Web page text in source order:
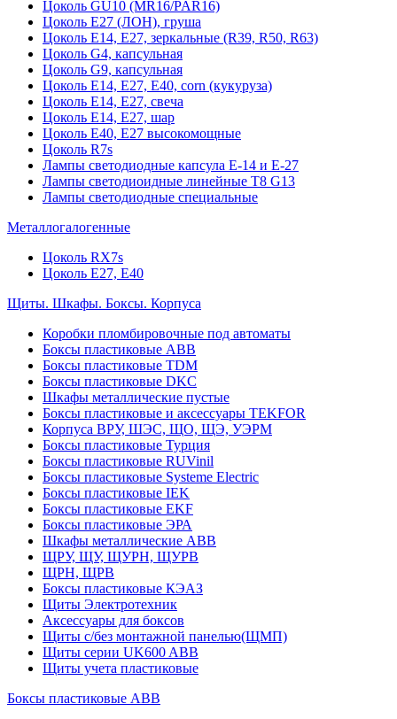
Цоколь GU10 (MR16/PAR16)
Цоколь Е27 (ЛОН), груша
Цоколь Е14, Е27, зеркальные (R39, R50, R63)
Цоколь G4, капсульная
Цоколь G9, капсульная
Цоколь Е14, Е27, Е40, corn (кукуруза)
Цоколь Е14, Е27, свеча
Цоколь Е14, Е27, шар
Цоколь Е40, Е27 высокомощные
Цоколь R7s
Лампы светодиодные капсула Е-14 и Е-27
Лампы светодиоидные линейные T8 G13
Лампы светодиодные специальные
Металлогалогенные
Цоколь RX7s
Цоколь Е27, E40
Щиты. Шкафы. Боксы. Корпуса
Коробки пломбировочные под автоматы
Боксы пластиковые ABB
Боксы пластиковые TDM
Боксы пластиковые DKC
Шкафы металлические пустые
Боксы пластиковые и аксессуары TEKFOR
Корпуса ВРУ, ШЭС, ЩО, ЩЭ, УЭРМ
Боксы пластиковые Турция
Боксы пластиковые RUVinil
Боксы пластиковые Systeme Electric
Боксы пластиковые IEK
Боксы пластиковые EKF
Боксы пластиковые ЭРА
Шкафы металлические ABB
ЩРУ, ЩУ, ЩУРН, ЩУРВ
ЩРН, ЩРВ
Боксы пластиковые КЭАЗ
Щиты Электротехник
Аксессуары для боксов
Щиты с/без монтажной панелью(ЩМП)
Щиты серии UK600 ABB
Щиты учета пластиковые
Боксы пластиковые ABB